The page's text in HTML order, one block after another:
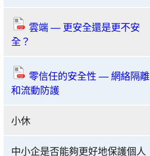
2019
擊
樣
保
雲端 — 更安全還是更不安
全？
零信任的安全性 — 網絡隔離
和流動防護
小休
中小企是否能夠更好地保護個人